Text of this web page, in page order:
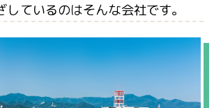
しているのはそんな会社です。